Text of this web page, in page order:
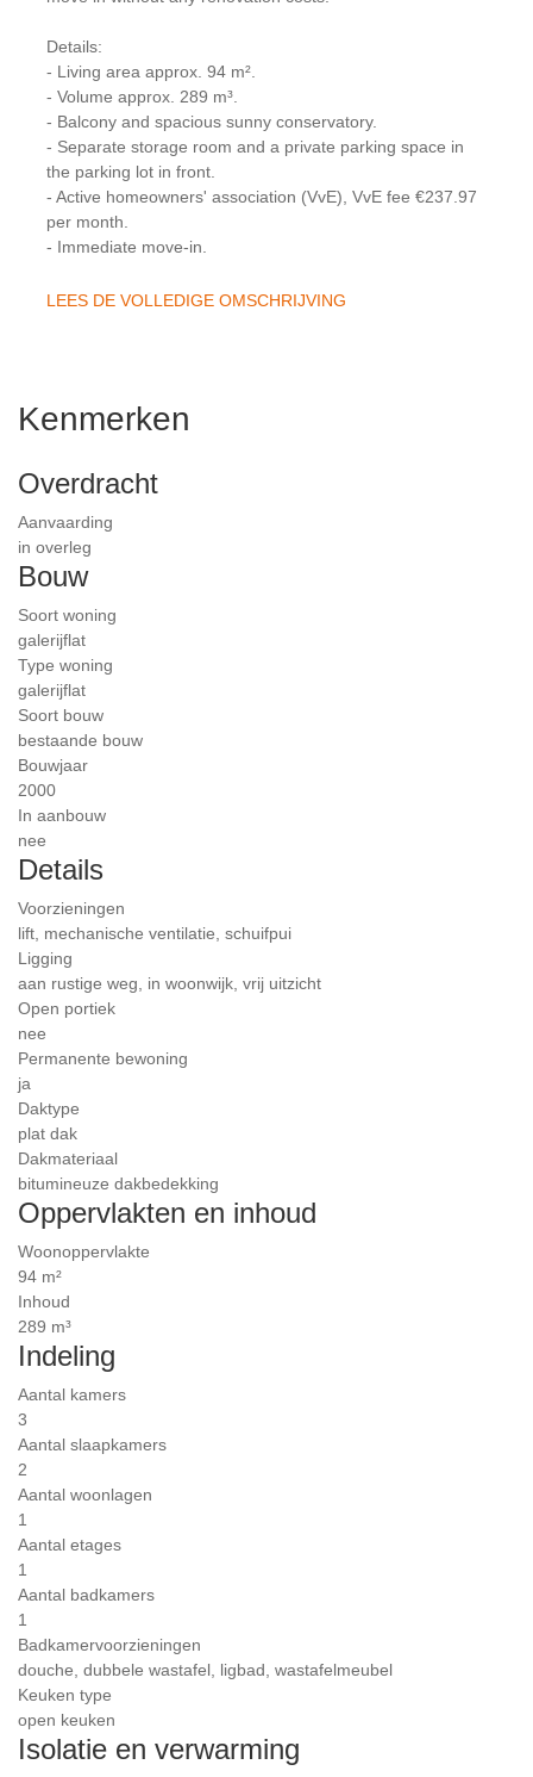
Details:
- Living area approx. 94 m².
- Volume approx. 289 m³.
- Balcony and spacious sunny conservatory.
- Separate storage room and a private parking space in
the parking lot in front.
- Active homeowners' association (VvE), VvE fee €237.97
per month.
- Immediate move-in.
LEES DE VOLLEDIGE OMSCHRIJVING
Kenmerken
Overdracht
Aanvaarding
in overleg
Bouw
Soort woning
galerijflat
Type woning
galerijflat
Soort bouw
bestaande bouw
Bouwjaar
2000
In aanbouw
nee
Details
Voorzieningen
lift, mechanische ventilatie, schuifpui
Ligging
aan rustige weg, in woonwijk, vrij uitzicht
Open portiek
nee
Permanente bewoning
ja
Daktype
plat dak
Dakmateriaal
bitumineuze dakbedekking
Oppervlakten en inhoud
Woonoppervlakte
94 m²
Inhoud
289 m³
Indeling
Aantal kamers
3
Aantal slaapkamers
2
Aantal woonlagen
1
Aantal etages
1
Aantal badkamers
1
Badkamervoorzieningen
douche, dubbele wastafel, ligbad, wastafelmeubel
Keuken type
open keuken
Isolatie en verwarming